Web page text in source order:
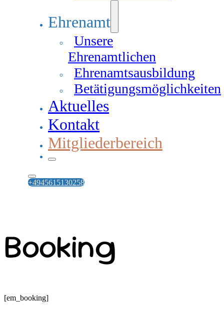
Ehrenamt
Unsere
Ehrenamtlichen
Ehrenamtsausbildung
Betätigungsmöglichkeiten
Aktuelles
Kontakt
Mitgliederbereich
+4945615130258
Booking
[em_booking]